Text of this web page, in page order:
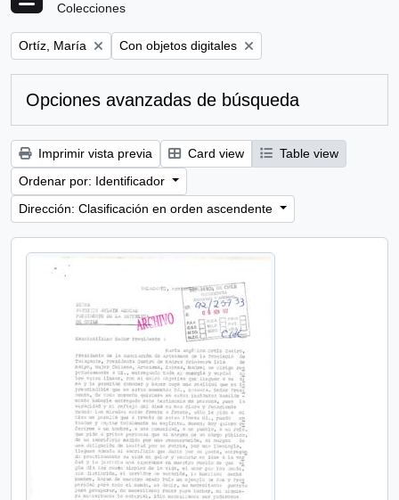
Colecciones
Remove filter:
Ortíz, María Remove filter:
Con objetos digitales
Opciones avanzadas de búsqueda
Imprimir vista previa Card view
Table view
Ordenar por: Identificador
Dirección: Clasificación en orden ascendente